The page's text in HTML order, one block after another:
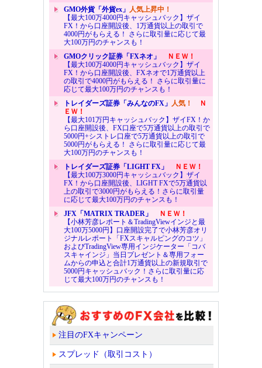
GMO外貨「外貨ex」 人気上昇中！
【最大100万4000円キャッシュバック】ザイ
FX！から口座開設後、1万通貨以上の取引で
4000円がもらえる！ さらに取引量に応じて最
大100万円のチャンスも！
GMOクリック証券「FXネオ」
ＮＥＷ！
【最大100万4000円キャッシュバック】ザイ
FX！から口座開設後、FXネオで1万通貨以上
の取引で4000円がもらえる！ さらに取引量に
応じて最大100万円のチャンスも！
トレイダーズ証券「みんなのFX」 人気！
Ｎ
ＥＷ！
【最大101万円キャッシュバック】ザイFX！か
ら口座開設後、FX口座で5万通貨以上の取引で
5000円+シストレ口座で5万通貨以上の取引で
5000円がもらえる！ さらに取引量に応じて最
大100万円のチャンスも！
トレイダーズ証券「LIGHT FX」
ＮＥＷ！
【最大100万3000円キャッシュバック】ザイ
FX！から口座開設後、LIGHT FXで5万通貨以
上の取引で3000円がもらえる！さらに取引量
に応じて最大100万円のチャンスも！
JFX「MATRIX TRADER」
ＮＥＷ！
【小林芳彦レポート＆TradingViewインジと最
大100万5000円】口座開設完了で小林芳彦オリ
ジナルレポート「FXスキャルピングのコツ」
およびTradingView専用インジケーター「コバ
スキャインジ」当日プレゼント＆専用フォー
ムからの申込と合計1万通貨以上の新規取引で
5000円キャッシュバック！さらに取引量に応
じて最大100万円のチャンスも！
注目のFXキャンペーン
スプレッド（取引コスト）